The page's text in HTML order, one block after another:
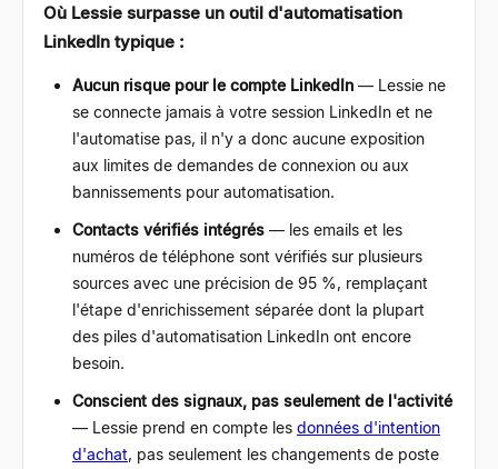
Où Lessie surpasse un outil d'automatisation
LinkedIn typique :
Aucun risque pour le compte LinkedIn — Lessie ne
se connecte jamais à votre session LinkedIn et ne
l'automatise pas, il n'y a donc aucune exposition
aux limites de demandes de connexion ou aux
bannissements pour automatisation.
Contacts vérifiés intégrés — les emails et les
numéros de téléphone sont vérifiés sur plusieurs
sources avec une précision de 95 %, remplaçant
l'étape d'enrichissement séparée dont la plupart
des piles d'automatisation LinkedIn ont encore
besoin.
Conscient des signaux, pas seulement de l'activité
— Lessie prend en compte les données d'intention
d'achat, pas seulement les changements de poste